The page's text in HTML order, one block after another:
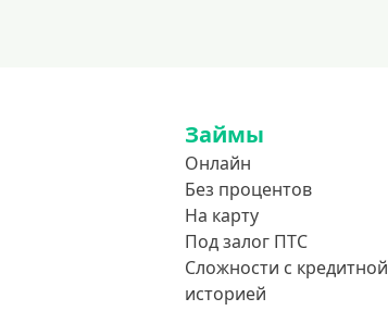
Займы
Онлайн
Без процентов
На карту
Под залог ПТС
Сложности с кредитной
историей